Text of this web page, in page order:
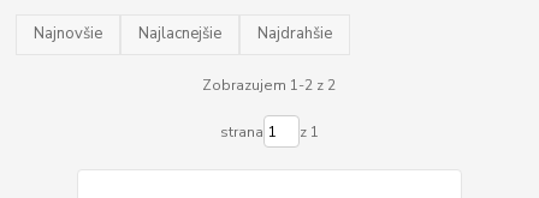
Najnovšie Najlacnejšie Najdrahšie
Zobrazujem 1-2 z 2
strana z 1